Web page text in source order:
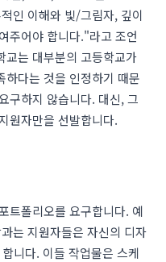
인 이해와 빛/그림자, 깊이
주어야 합니다."라고 조언
는 대부분의 고등학교가
하다는 것을 인정하기 때문
구하지 않습니다. 대신, 그
원자만을 선발합니다.
트폴리오를 요구합니다. 예
는 지원자들은 자신의 디자
니다. 이들 작업물은 스케